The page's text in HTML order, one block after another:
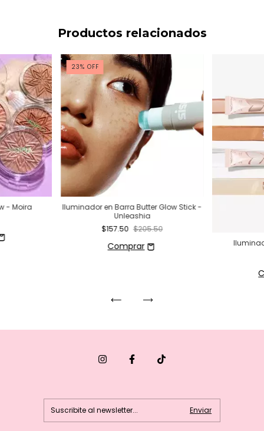
Productos relacionados
- Moira
23% OFF
Iluminador en Barra Butter Glow Stick -
Unleashia
$157.50 $205.50